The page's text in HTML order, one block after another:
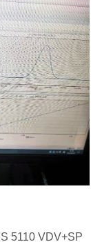
5110 VDV+SP